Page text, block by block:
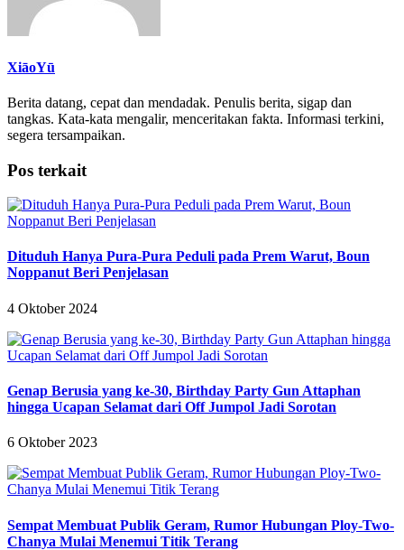
XiāoYū
Berita datang, cepat dan mendadak. Penulis berita, sigap dan
tangkas. Kata-kata mengalir, menceritakan fakta. Informasi terkini,
segera tersampaikan.
Pos terkait
Dituduh Hanya Pura-Pura Peduli pada Prem Warut, Boun
Noppanut Beri Penjelasan
4 Oktober 2024
Genap Berusia yang ke-30, Birthday Party Gun Attaphan
hingga Ucapan Selamat dari Off Jumpol Jadi Sorotan
6 Oktober 2023
Sempat Membuat Publik Geram, Rumor Hubungan Ploy-Two-
Chanya Mulai Menemui Titik Terang